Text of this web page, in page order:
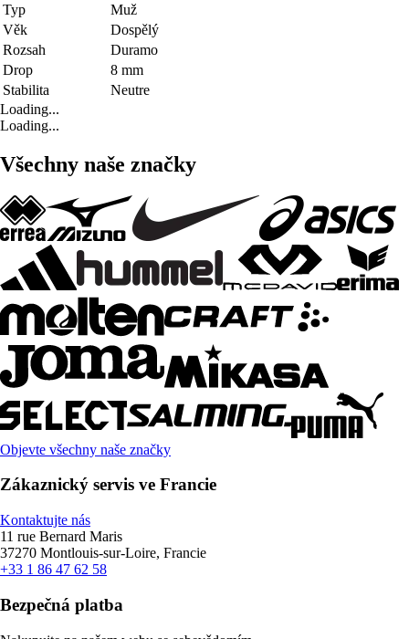
Typ
Muž
Věk
Dospělý
Rozsah
Duramo
Drop
8 mm
Stabilita
Neutre
Loading...
Loading...
Všechny naše značky
Objevte všechny naše značky
Zákaznický servis ve Francie
Kontaktujte nás
11 rue Bernard Maris
37270 Montlouis-sur-Loire, Francie
+33 1 86 47 62 58
Bezpečná platba